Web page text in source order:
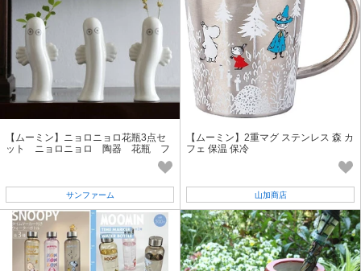
【ムーミン】ニョロニョロ花瓶3点セ
ット ニョロニョロ 陶器 花瓶 フ
サンファーム
【ムーミン】2重マグ ステンレス 森 カ
フェ 保温 保冷
山加商店